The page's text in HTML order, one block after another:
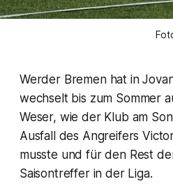
Werder Bremen hat in
wechselt bis zum Sommer
Weser, wie der Klub am
Ausfall des Angreifers
musste und für den Rest
Saisontreffer in der Liga.